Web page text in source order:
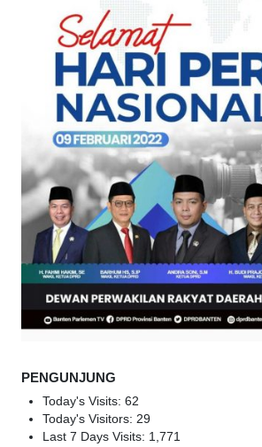
PENGUNJUNG
Today's Visits: 62
Today's Visitors: 29
Last 7 Days Visits: 1,771